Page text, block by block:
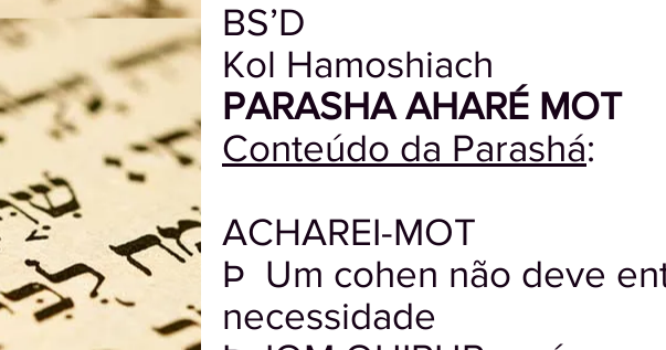
BS’D
Kol Hamoshiach
PARASHA AHARÉ MOT
Conteúdo da Parashá:
ACHAREI-MOT
Þ Um cohen não deve
necessidade